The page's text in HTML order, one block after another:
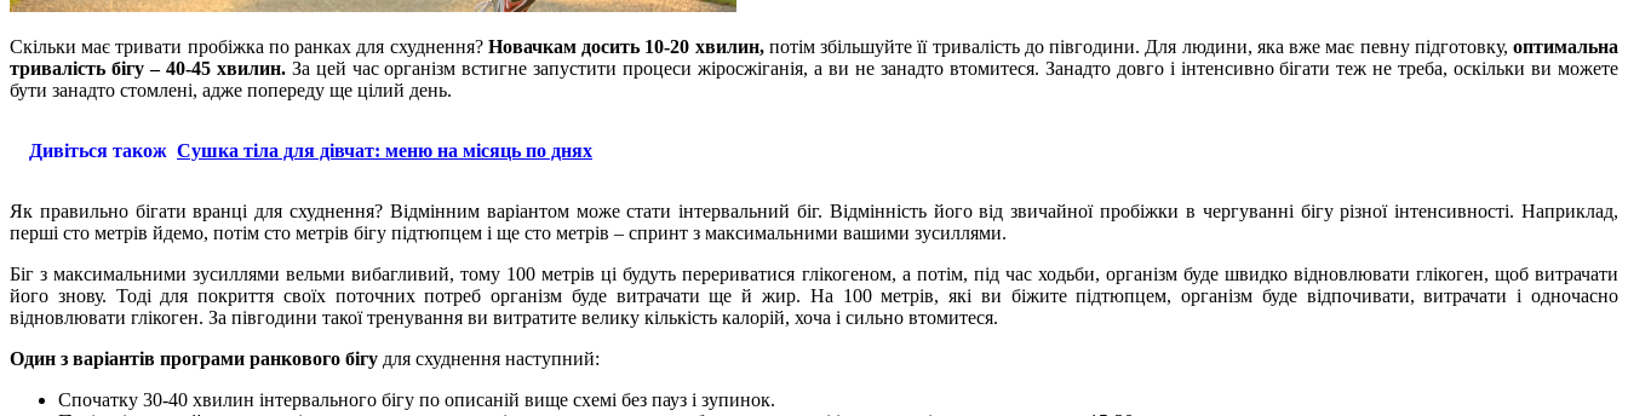
Скільки має тривати пробіжка по ранках для схуднення? Новачкам досить 10-20 хвилин,потім збільшуйте її тривалість до півгодини. Для людини, яка вже має певну підготовку,оптимальна
тривалість бігу – 40-45 хвилин.За цей час організм встигне запустити процеси жіросжіганія, а ви не занадто втомитеся. Занадто довго і інтенсивно бігати теж не треба, оскільки ви можете
бути занадто стомлені, адже попереду ще цілий день.
Дивіться також Сушка тіла для дівчат: меню на місяць по днях
Як правильно бігати вранці для схуднення? Відмінним варіантом може стати інтервальний біг. Відмінність його від звичайної пробіжки в чергуванні бігу різної інтенсивності. Наприклад,
перші сто метрів йдемо, потім сто метрів бігу підтюпцем і ще сто метрів – спринт з максимальними вашими зусиллями.
Біг з максимальними зусиллями вельми вибагливий, тому 100 метрів ці будуть перериватися глікогеном, а потім, під час ходьби, організм буде швидко відновлювати глікоген, щоб витрачати
його знову. Тоді для покриття своїх поточних потреб організм буде витрачати ще й жир. На 100 метрів, які ви біжите підтюпцем, організм буде відпочивати, витрачати і одночасно
відновлювати глікоген. За півгодини такої тренування ви витратите велику кількість калорій, хоча і сильно втомитеся.
Один з варіантів програми ранкового бігу для схуднення наступний:
Спочатку 30-40 хвилин інтервального бігу по описаній вище схемі без пауз і зупинок.